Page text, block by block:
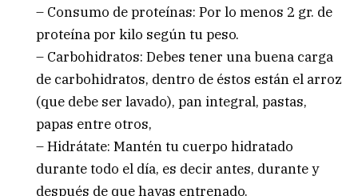
– Consumo de proteínas: Por lo menos 2 gr. de
proteína por kilo según tu peso.
– Carbohidratos: Debes tener una buena carga
de carbohidratos, dentro de éstos están el arroz
(que debe ser lavado), pan integral, pastas,
papas entre otros,
– Hidrátate: Mantén tu cuerpo hidratado
durante todo el día, es decir antes, durante y
después de que hayas entrenado.